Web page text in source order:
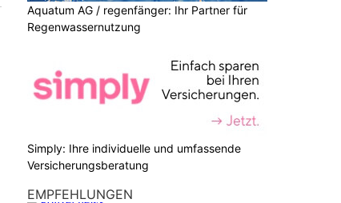
Aquatum AG / regenfänger: Ihr Partner für
Regenwassernutzung
Simply: Ihre individuelle und umfassende
Versicherungsberatung
EMPFEHLUNGEN